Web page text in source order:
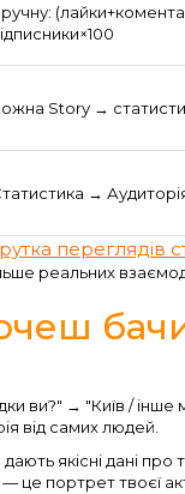
Story →
→
переглядів
реальних
ви?" → "Київ / інше
від самих людей.
дають якісні дані
це портрет твоєї